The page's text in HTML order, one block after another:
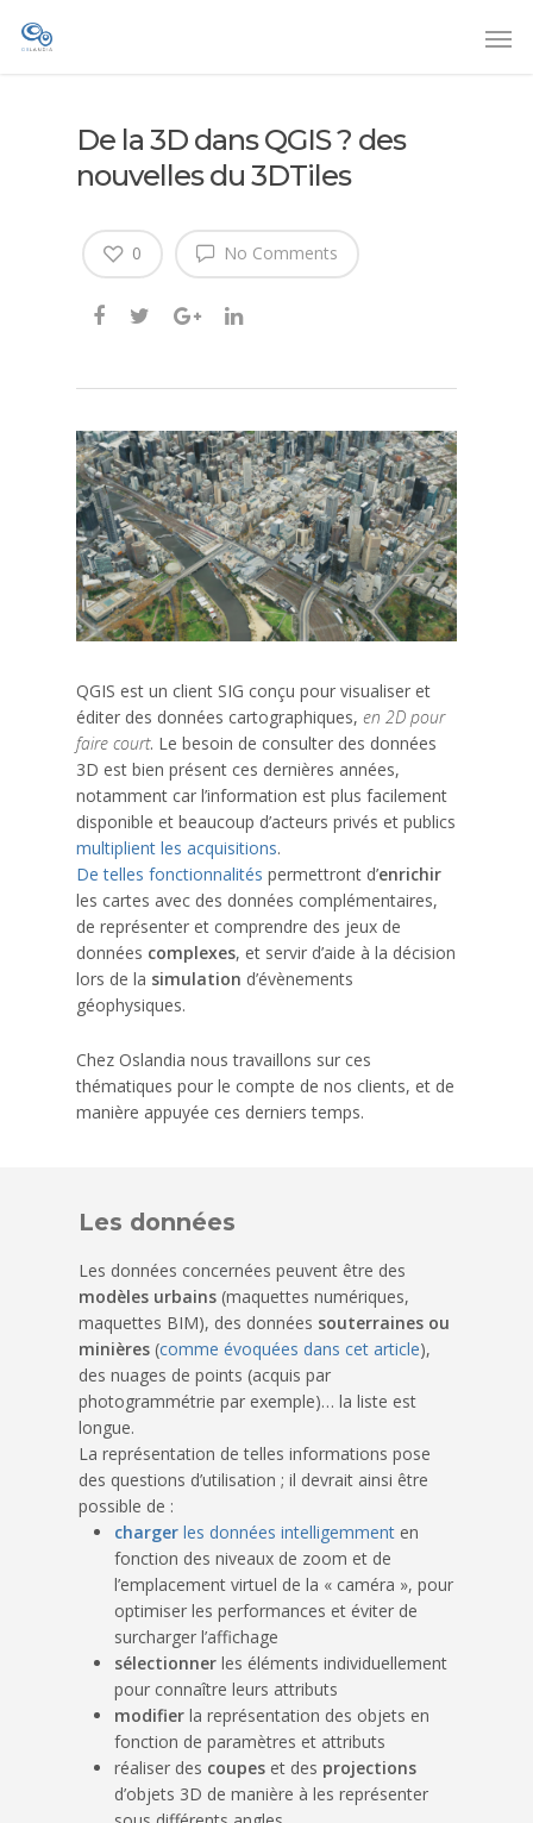
De la 3D dans QGIS ? des
nouvelles du 3DTiles
No Comments
0
QGIS est un client SIG conçu pour visualiser et
éditer des données cartographiques, en 2D pour
faire court. Le besoin de consulter des données
3D est bien présent ces dernières années,
notamment car l’information est plus facilement
disponible et beaucoup d’acteurs privés et publics
multiplient les acquisitions.
De telles fonctionnalités permettront d’enrichir
les cartes avec des données complémentaires,
de représenter et comprendre des jeux de
données complexes, et servir d’aide à la décision
lors de la simulation d’évènements
géophysiques.
Chez Oslandia nous travaillons sur ces
thématiques pour le compte de nos clients, et de
manière appuyée ces derniers temps.
Les données
Les données concernées peuvent être des
modèles urbains (maquettes numériques,
maquettes BIM), des données souterraines ou
minières (comme évoquées dans cet article),
des nuages de points (acquis par
photogrammétrie par exemple)… la liste est
longue.
La représentation de telles informations pose
des questions d’utilisation ; il devrait ainsi être
possible de :
charger les données intelligemment en
fonction des niveaux de zoom et de
l’emplacement virtuel de la « caméra », pour
optimiser les performances et éviter de
surcharger l’affichage
sélectionner les éléments individuellement
pour connaître leurs attributs
modifier la représentation des objets en
fonction de paramètres et attributs
réaliser des coupes et des projections
d’objets 3D de manière à les représenter